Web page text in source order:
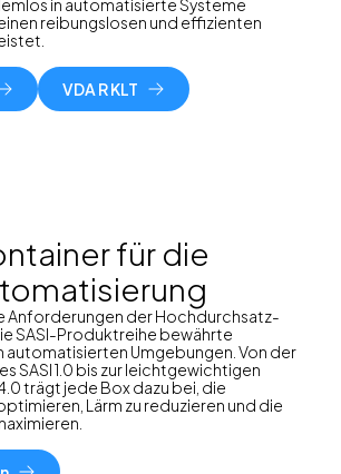
in automatisierte Systeme
reibungslosen und effizienten
VDA R KLT
für die
Anforderungen der Hochdurchsatz-
SASI-Produktreihe bewährte
automatisierten Umgebungen. Von der
SASI 1.0 bis zur leichtgewichtigen
trägt jede Box dazu bei, die
Lärm zu reduzieren und die